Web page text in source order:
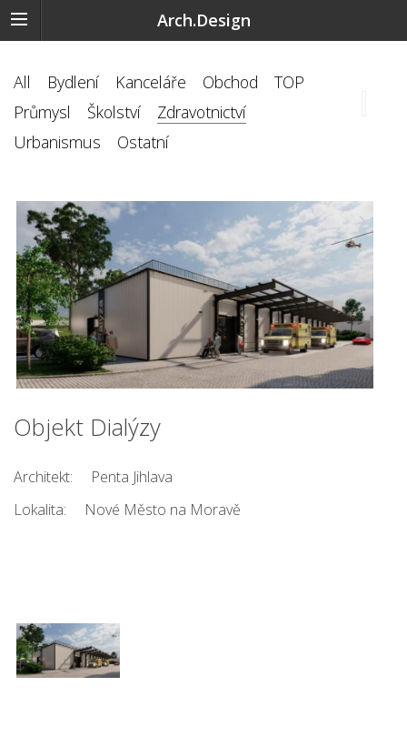
Arch.Design
All Bydlení Kanceláře Obchod
TOP
Průmysl
Školství
Zdravotnictví
Urbanismus
Ostatní
›
Objekt Dialýzy
Architekt:
Penta Jihlava
Lokalita:
Nové Město na Moravě